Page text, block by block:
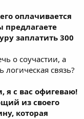
оплачивается
заплатить 300
о соучастии, а
логическая связь?
я с вас офигеваю!
из своего
которая